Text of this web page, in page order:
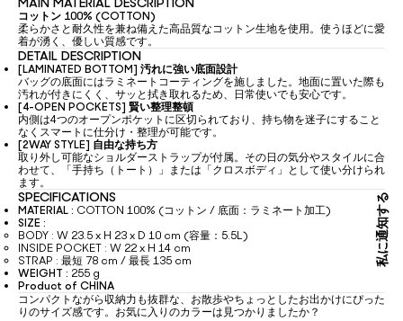
コットン 100% (COTTON)
柔らかさと耐久性を兼ね備えた高品質なコットン生地を使用。使うほどに愛
着が湧く、優しい質感です。
DETAIL DESCRIPTION
[LAMINATED BOTTOM] 汚れに強い底面設計
バッグの底面にはラミネートコーティングを施しました。地面に置いた際も
汚れが付きにくく、サッと拭き取れるため、日常使いでも安心です。
[4-OPEN POCKETS] 賢い整理整頓
内側は4つのオープンポケットに区切られており、持ち物を迷子にすること
なくスマートに仕分け・整理が可能です。
[2WAY STYLE] 自由な持ち方
取り外し可能なショルダーストラップが付属。その日の気分やスタイルに合
わせて、「手持ち（トート）」または「クロスボディ」として使い分けられ
ます。
SPECIFICATIONS
MATERIAL : COTTON 100% (コットン / 底面：ラミネート加工)
SIZE :
BODY : W 23.5 x H 23 x D 10 cm (容量：5.5L)
INSIDE POCKET : W 22 x H 14 cm
STRAP : 最短 78 cm / 最長 135 cm
WEIGHT : 255 g
Product of CHINA
コンパクトながら収納力も抜群な、お散歩やちょっとしたお出かけにぴった
りのサイズ感です。お気に入りのカラーは見つかりましたか？
私に通知する